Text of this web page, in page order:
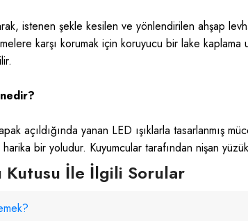
istenen şekle kesilen ve yönlendirilen ahşap
karşı korumak için koruyucu bir lake kaplama
açıldığında yanan LED ışıklarla
bir yoludur. Kuyumcular tarafından nişan
Kutusu İle İlgili Sorular